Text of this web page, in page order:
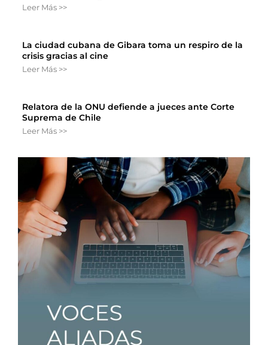
Leer Más >>
La ciudad cubana de Gibara toma un respiro de la
crisis gracias al cine
Leer Más >>
Relatora de la ONU defiende a jueces ante Corte
Suprema de Chile
Leer Más >>